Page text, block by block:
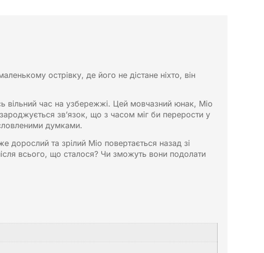
острівку, де його не дістане ніхто, він
вільний час на узбережжі. Цей мовчазний юнак, Міо
зв’язок, що з часом міг би перерости у
думками.
дорослий та зрілий Міо повертається назад зі
всього, що сталося? Чи зможуть вони подолати